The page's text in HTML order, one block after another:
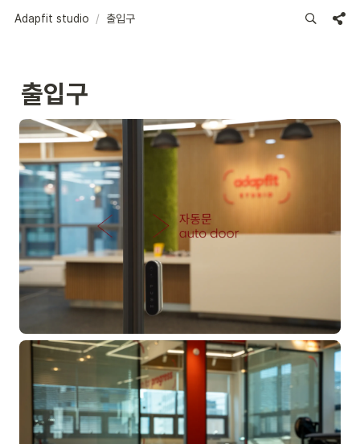
Adapfit studio / 출입구
출입구